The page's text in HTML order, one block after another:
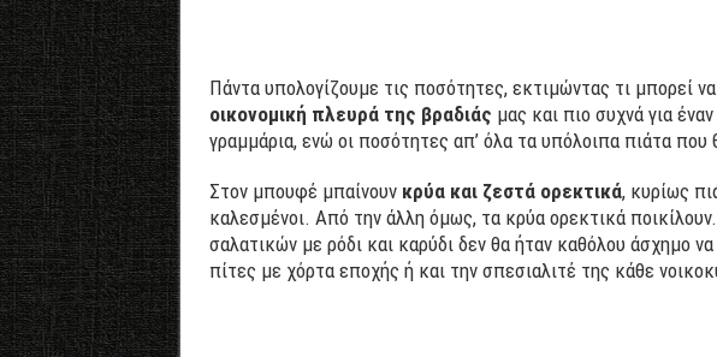
Πάντα υπολογίζουμε τις ποσότητες, εκτιμώντας τι μπορεί
οικονομική πλευρά της βραδιάς μας και πιο συχνά για
γραμμάρια, ενώ οι ποσότητες απ’ όλα τα υπόλοιπα πιάτα
Στον μπουφέ μπαίνουν κρύα και ζεστά ορεκτικά, κυρίως
καλεσμένοι. Από την άλλη όμως, τα κρύα ορεκτικά
σαλατικών με ρόδι και καρύδι δεν θα ήταν καθόλου άσχημο
πίτες με χόρτα εποχής ή και την σπεσιαλιτέ της κάθε